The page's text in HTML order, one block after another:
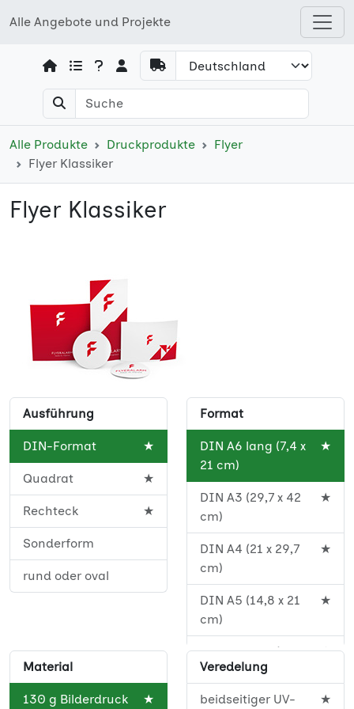
Alle Angebote und Projekte
Open shops menu
Alle Produkte Druckprodukte
Flyer
Flyer Klassiker
Flyer Klassiker
Ausführung
DIN-Format ★
Quadrat ★
Rechteck ★
Sonderform
rund oder oval
Format
DIN A6 lang (7,4 x
21 cm)
★
DIN A3 (29,7 x 42
cm)
★
DIN A4 (21 x 29,7
cm)
★
DIN A5 (14,8 x 21
cm)
★
DIN A5 lang (10,5 x
29,7 cm)
★
DIN A6 (10,5 x 14,8
★
Material
130 g Bilderdruck
★
Veredelung
beidseitiger UV-
★